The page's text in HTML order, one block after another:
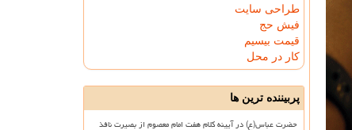
طراحی سایت
فیش حج
قیمت بیسیم
کار در محل
پربیننده ترین ها
حضرت عباس(ع) در آیینه کلام هفت امام معصوم از بصیرت نافذ